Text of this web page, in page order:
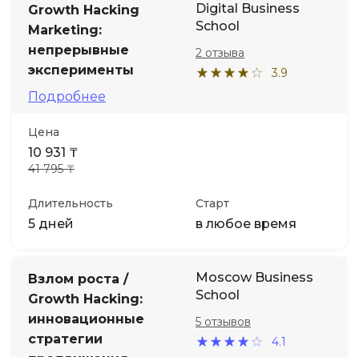
Growth Hacking
Marketing:
непрерывные
эксперименты
Подробнее
Digital Business
School
3.9
2 отзыва
Цена
10 931 ₸
41 795 ₸
Длительность
5 дней
Старт
в любое время
Взлом роста /
Growth Hacking:
инновационные
стратегии
Moscow Business
School
4.1
5 отзывов